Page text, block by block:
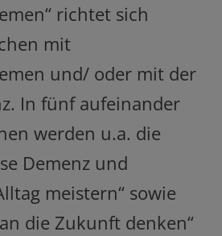
richtet sich
mit
und/ oder mit der
In fünf aufeinander
werden u.a. die
Demenz und
meistern“ sowie
die Zukunft denken“